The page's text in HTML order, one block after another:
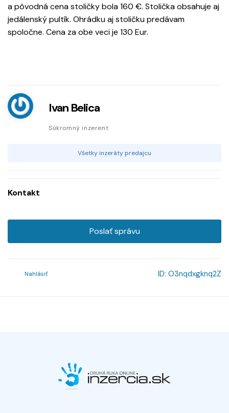
a pôvodná cena stoličky bola 160 €. Stolička obsahuje aj
jedálenský pultík. Ohrádku aj stoličku predávam
spoločne. Cena za obe veci je 130 Eur.
Ivan Belica
Súkromný inzerent
Všetky inzeráty predajcu
Kontakt
Poslať správu
Nahlásiť ID: O3nqdxgknq2Z